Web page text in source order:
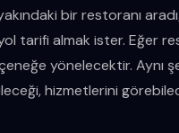
bir restoranı
tarifi almak ister. Eğer
yönelecektir. Aynı
hizmetlerini